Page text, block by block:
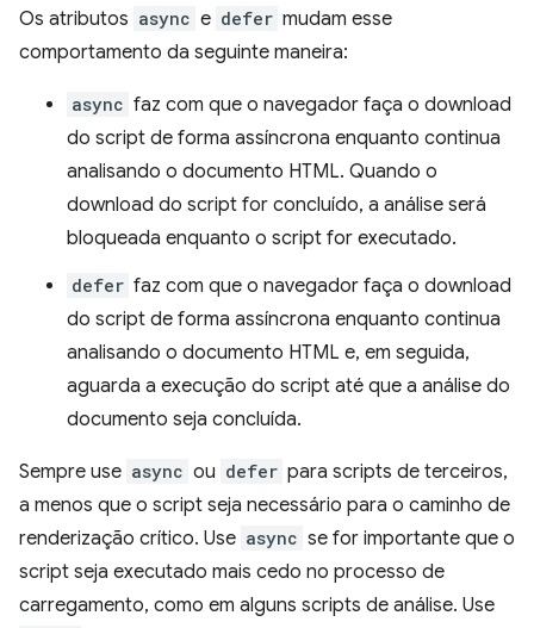
Os atributos async e defer mudam esse
comportamento da seguinte maneira:
async faz com que o navegador faça o download
do script de forma assíncrona enquanto continua
analisando o documento HTML. Quando o
download do script for concluído, a análise será
bloqueada enquanto o script for executado.
defer faz com que o navegador faça o download
do script de forma assíncrona enquanto continua
analisando o documento HTML e, em seguida,
aguarda a execução do script até que a análise do
documento seja concluída.
Sempre use async ou defer para scripts de terceiros,
a menos que o script seja necessário para o caminho de
renderização crítico. Use async se for importante que o
script seja executado mais cedo no processo de
carregamento, como em alguns scripts de análise. Use